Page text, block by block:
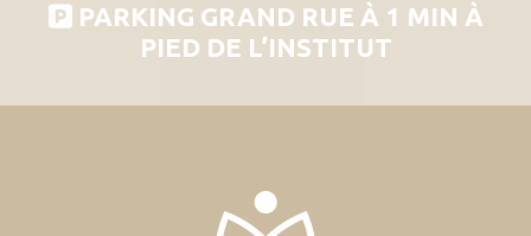
PARKING GRAND RUE À 1 MIN À
PIED DE L’INSTITUT